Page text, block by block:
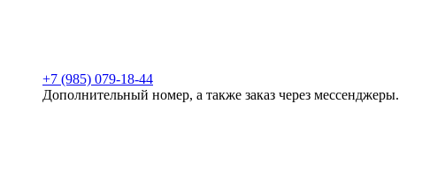
+7 (985) 079-18-44
Дополнительный номер, а также заказ через мессенджеры.